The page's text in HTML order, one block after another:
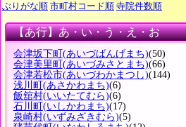
ぶりがな順 市町村コード順 寺院件数順
【あ行】あ・い・う・え・お
会津坂下町 (あいづばんげまち)(50)
会津美里町 (あいづみさとまち)(66)
会津若松市(あいづわかまつし)(144)
浅川町 (あさかわまち)(6)
飯舘村(いいたてむら)(6)
石川町 (いしかわまち)(17)
泉崎村(いずみざきむら)(5)